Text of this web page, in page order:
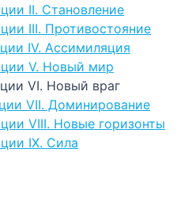
II. Становление
III. Противостояние
IV. Ассимиляция
V. Новый мир
VI. Новый враг
VII. Доминирование
VIII. Новые горизонты
IX. Сила